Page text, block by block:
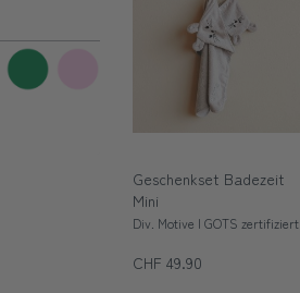
Geschenkset Badezeit
Mini
Div. Motive | GOTS zertifiziert
CHF 49.90